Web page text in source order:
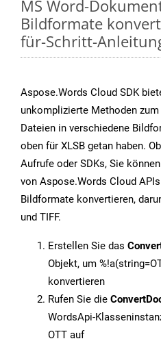
MS Word-
Bildformate
für-Schritt-
Aspose.Words Cloud SDK
unkomplizierte Methoden
Dateien in verschiedene
oben für XLSB getan haben.
Aufrufe oder SDKs, Sie
von Aspose.Words Cloud
Bildformate konvertieren,
und TIFF.
Erstellen Sie das
Objekt, um
konvertieren
Rufen Sie die
WordsApi-
OTT auf